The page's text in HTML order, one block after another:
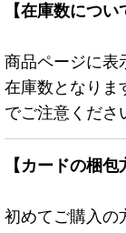
【在庫数につい
商品ページに表
在庫数となりま
でご注意くださ
【カードの梱包
初めてご購入の